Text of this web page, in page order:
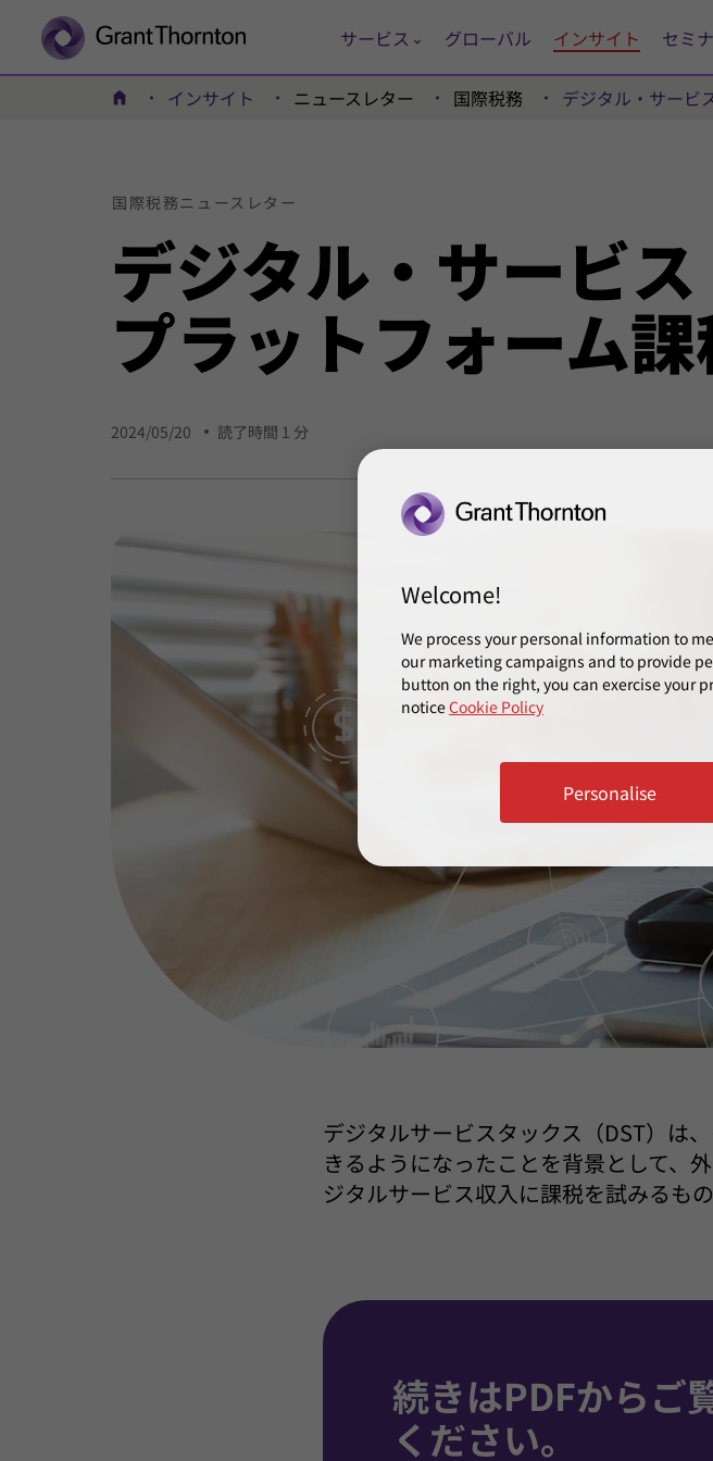
サービス グローバル インサイト セミ
ホーム インサイト ニュースレター 国際税務 デジタル・サービ
デジタル・ サービス
プラットフォーム
国際税務ニュース レター
2024/05/20 読了時間 1 分
デジタルサービスタックス（DST）は
きるようになったことを背景として、
ジタルサービス収入に課税を試みるもの
続きはPDFからご
ください。
Welcome!
We process your personal information to
our marketing campaigns and to provide
button on the right, you can exercise your
noticeCookie Policy
Personalise